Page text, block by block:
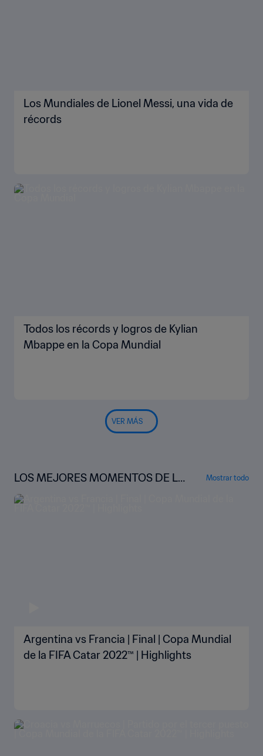
Los Mundiales de Lionel Messi, una vida de
récords
Todos los récords y logros de Kylian
Mbappe en la Copa Mundial
VER MÁS
LOS MEJORES MOMENTOS DE LA
COPA MUNDIAL
Mostrar todo
Argentina vs Francia | Final | Copa Mundial
de la FIFA Catar 2022™ | Highlights